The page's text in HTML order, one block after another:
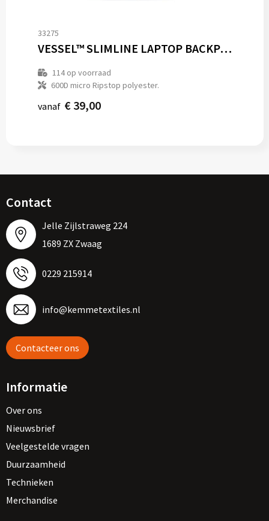
33275
VESSEL™ SLIMLINE LAPTOP BACKPACK
114op voorraad
600D micro Ripstop polyester.
vanaf € 39,00
Contact
Jelle Zijlstraweg 224
1689 ZX Zwaag
0229 215914
info@kemmetextiles.nl
Contacteer ons
Informatie
Over ons
Nieuwsbrief
Veelgestelde vragen
Duurzaamheid
Technieken
Merchandise